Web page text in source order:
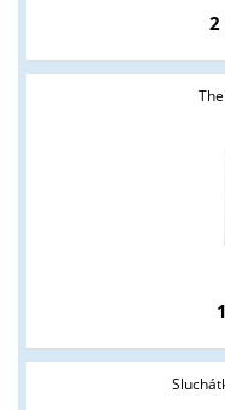
2
podnikatelům v